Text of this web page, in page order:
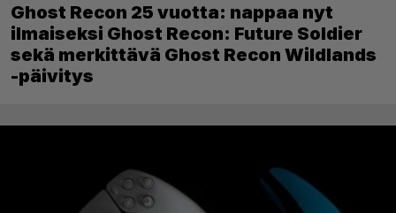
Ghost Recon 25 vuotta: nappaa nyt
ilmaiseksi Ghost Recon: Future Soldier
sekä merkittävä Ghost Recon Wildlands
-päivitys